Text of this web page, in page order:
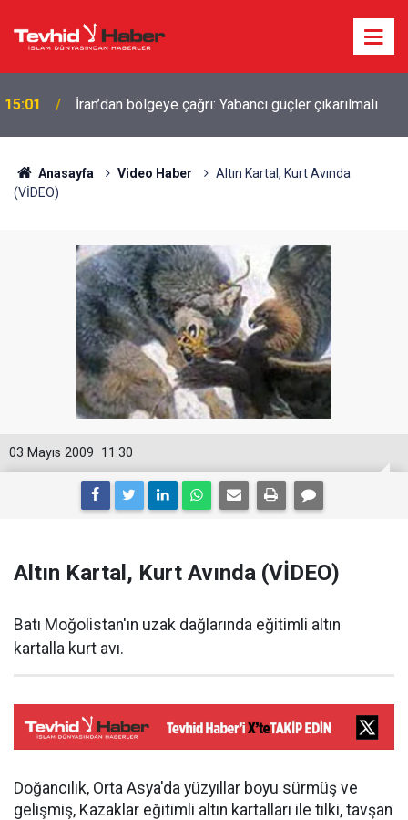
14:17
Eski CIA Direktörü Panetta: İran savaşı
Washington'u zayıflattı, rakiplere karşı geri kaldık
Anasayfa Video Haber
Altın Kartal, Kurt Avında
(VİDEO)
11:30
03 Mayıs 2009
Altın Kartal, Kurt Avında (VİDEO)
Batı Moğolistan'ın uzak dağlarında eğitimli altın
kartalla kurt avı.
Doğancılık, Orta Asya'da yüzyıllar boyu sürmüş ve
gelişmiş, Kazaklar eğitimli altın kartalları ile tilki, tavşan